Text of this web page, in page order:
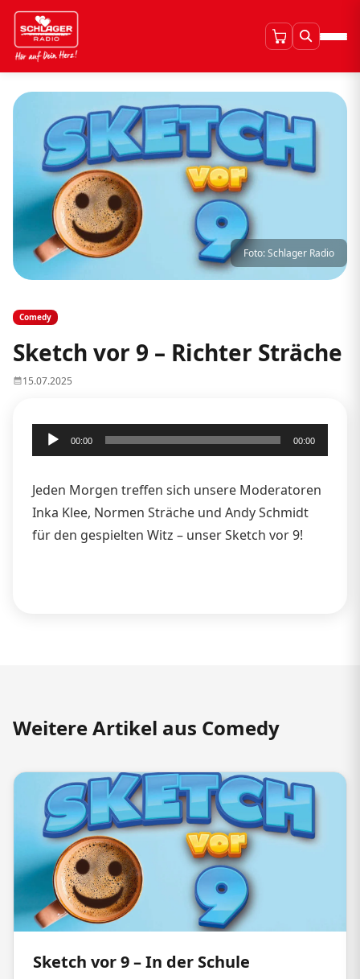
Foto: Schlager Radio
Comedy
Sketch vor 9 – Richter Sträche
15.07.2025
Audio-
Player
00:00 00:00
Jeden Morgen treffen sich unsere Moderatoren
Inka Klee, Normen Sträche und Andy Schmidt
für den gespielten Witz – unser Sketch vor 9!
Weitere Artikel aus Comedy
Sketch vor 9 – In der Schule